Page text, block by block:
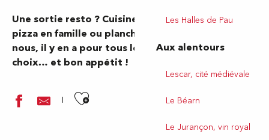
Les Halles de Pau
Aux alentours
Lescar, cité médiévale
Le Béarn
Le Jurançon, vin royal
Une sortie resto ? Cuisine locale ou d’ailleurs,
pizza en famille ou planche entre amis… Chez
nous, il y en a pour tous les goûts. Faites votre
choix… et bon appétit !
Ajouter aux favoris